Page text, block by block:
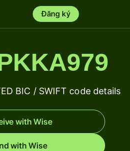
Đăng ký
BIC / SWIFT code details
with Wise
with Wise